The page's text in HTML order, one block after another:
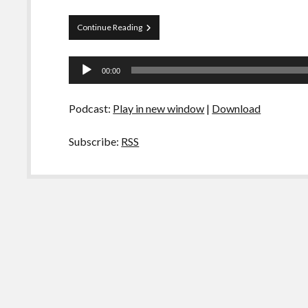
Continue ReadingPapo
Tranqueira
Tocador
00:00
Podcast: Play in new window | Download
Subscribe: RSS